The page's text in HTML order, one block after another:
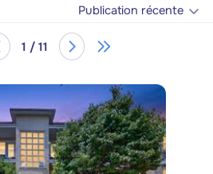
Publication récente
1 / 11